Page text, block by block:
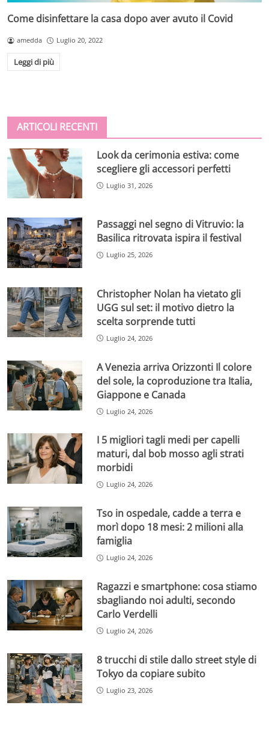
Come disinfettare la casa dopo aver avuto il Covid
amedda Luglio 20, 2022
Leggi di più
ARTICOLI RECENTI
Look da cerimonia estiva: come
scegliere gli accessori perfetti
Luglio 31, 2026
Passaggi nel segno di Vitruvio: la
Basilica ritrovata ispira il festival
Luglio 25, 2026
Christopher Nolan ha vietato gli
UGG sul set: il motivo dietro la
scelta sorprende tutti
Luglio 24, 2026
A Venezia arriva Orizzonti Il colore
del sole, la coproduzione tra Italia,
Giappone e Canada
Luglio 24, 2026
I 5 migliori tagli medi per capelli
maturi, dal bob mosso agli strati
morbidi
Luglio 24, 2026
Tso in ospedale, cadde a terra e
morì dopo 18 mesi: 2 milioni alla
famiglia
Luglio 24, 2026
Ragazzi e smartphone: cosa stiamo
sbagliando noi adulti, secondo
Carlo Verdelli
Luglio 24, 2026
8 trucchi di stile dallo street style di
Tokyo da copiare subito
Luglio 23, 2026